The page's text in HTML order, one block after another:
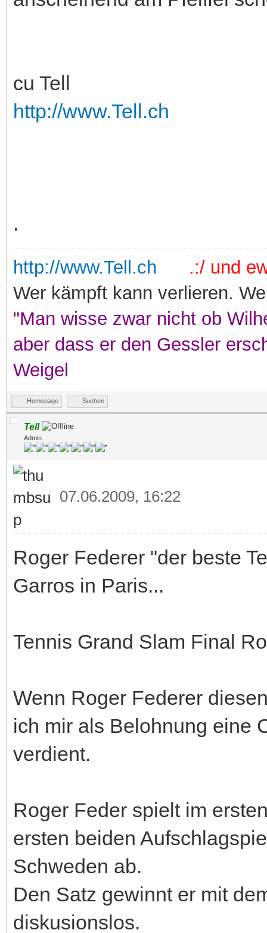
cu Tell
http://www.Tell.ch
.
http://www.Tell.ch
.:/ und
Wer kämpft kann verlieren.
"Man wisse zwar nicht ob
aber dass er den Gessler
Weigel
Homepage Suchen
Tell
Admin
07.06.2009, 16:22
Roger Federer "der beste
Garros in Paris...
Tennis Grand Slam Final
Wenn Roger Federer
ich mir als Belohnung eine
verdient.
Roger Feder spielt im
ersten beiden
Schweden ab.
Den Satz gewinnt er mit
diskusionslos.